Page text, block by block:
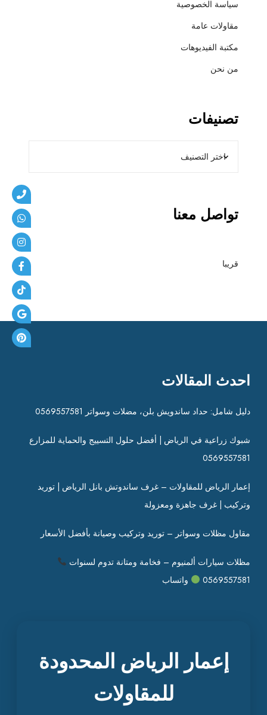
سياسة الخصوصية
مقاولات عامة
مكتبة الفيديوهات
من نحن
تصنيفات
تواصل معنا
قريبا
احدث المقالات
دليل شامل: حداد ساندويش بلن، مضلات وسواتر 0569557581
شبوك زراعية في الرياض | أفضل حلول التسييج والحماية للمزارع
0569557581
إعمار الرياض للمقاولات – غرف ساندوتش بانل الرياض | توريد
وتركيب | غرف جاهزة ومعزولة
مقاول مظلات وسواتر – توريد وتركيب وصيانة بأفضل الأسعار
مظلات سيارات ألمنيوم – فخامة ومتانة تدوم لسنوات
0569557581
واتساب
إعمار الرياض المحدودة
للمقاولات